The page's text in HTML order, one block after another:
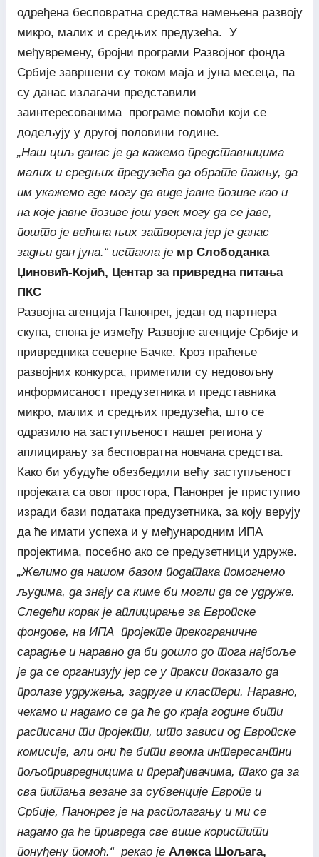
одређена бесповратна средства намењена развоју
микро, малих и средњих предузећа. У
међувремену, бројни програми Развојног фонда
Србије завршени су током маја и јуна месеца, па
су данас излагачи представили
заинтересованима програме помоћи који се
додељују у другој половини године.
„Наш циљ данас је да кажемо представницима
малих и средњих предузећа да обрате пажњу, да
им укажемо где могу да виде јавне позиве као и
на које јавне позиве још увек могу да се јаве,
пошто је већина њих затворена јер је данас
задњи дан јуна.“ истакла је мр Слободанка
Џиновић-Којић, Центар за привредна питања
ПКС
Развојна агенција Панонрег, један од партнера
скупа, спона је између Развојне агенције Србије и
привредника северне Бачке. Кроз праћење
развојних конкурса, приметили су недовољну
информисаност предузетника и представника
микро, малих и средњих предузећа, што се
одразило на заступљеност нашег региона у
аплицирању за бесповратна новчана средства.
Како би убудуће обезбедили већу заступљеност
пројеката са овог простора, Панонрег је приступио
изради бази података предузетника, за коју верују
да ће имати успеха и у међународним ИПА
пројектима, посебно ако се предузетници удруже.
„Желимо да нашом базом података помогнемо
људима, да знају са киме би могли да се удруже.
Следећи корак је аплицирање за Европске
фондове, на ИПА пројекте прекограничне
сарадње и наравно да би дошло до тога најбоље
је да се организују јер се у пракси показало да
пролазе удружења, задруге и кластери. Наравно,
чекамо и надамо се да ће до краја године бити
расписани ти пројекти, што зависи од Европске
комисије, али они ће бити веома интересантни
пољопривредницима и прерађивачима, тако да за
сва питања везане за субвенције Европе и
Србије, Панонрег је на располагању и ми се
надамо да ће привреда све више користити
понуђену помоћ.“ рекао је Алекса Шољага,